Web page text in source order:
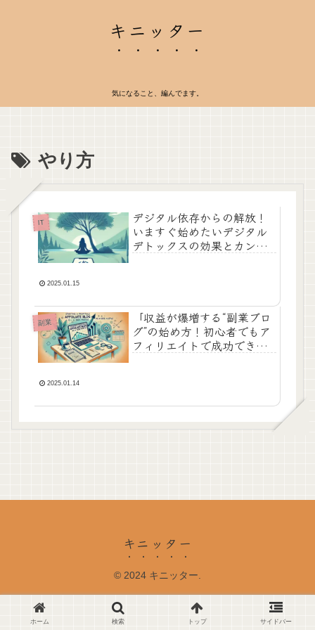
キニッター
気になること、編んでます。
やり方
IT
デジタル依存からの解放！
いますぐ始めたいデジタル
デトックスの効果とカンタ
2025.01.15
副業
「収益が爆増する“副業ブロ
グ”の始め方！初心者でもア
フィリエイトで成功できる
2025.01.14
キニッター
© 2024 キニッター.
ホーム 検索 トップ サイドバー